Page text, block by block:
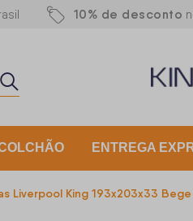
10% de desconto
ENTREGA
Liverpool King 193x203x33 Bege